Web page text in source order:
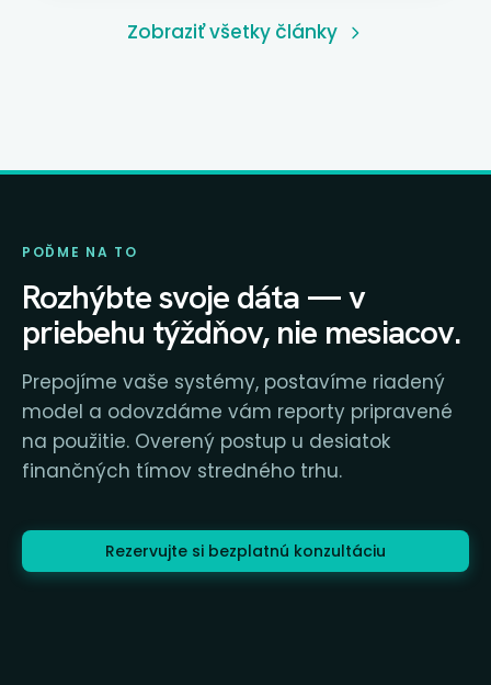
Zobraziť všetky články
POĎME NA TO
Rozhýbte svoje dáta — v
priebehu týždňov, nie mesiacov.
Prepojíme vaše systémy, postavíme riadený
model a odovzdáme vám reporty pripravené
na použitie. Overený postup u desiatok
finančných tímov stredného trhu.
Rezervujte si bezplatnú konzultáciu